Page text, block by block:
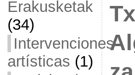
Erakusketak
(34)
Intervenciones
artísticas (1)